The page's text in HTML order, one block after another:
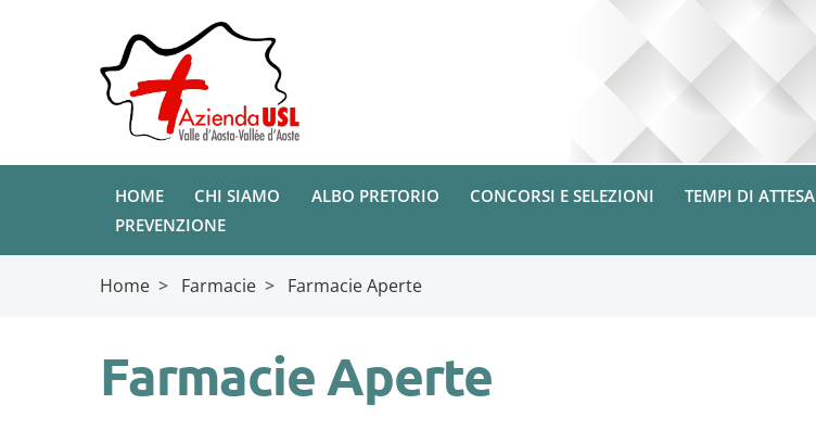
HOME CHI SIAMO ALBO PRETORIO CONCORSI E SELEZIONI TEMPI DI ATTESA
PREVENZIONE
Home > Farmacie > Farmacie Aperte
Farmacie Aperte